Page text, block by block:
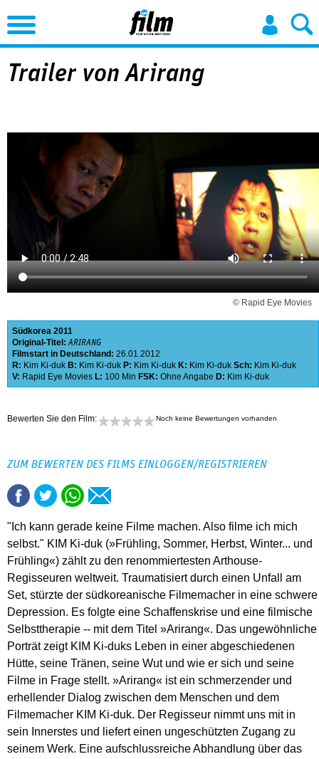
Jump to Navigation
Trailer von Arirang
© Rapid Eye Movies
Südkorea 2011
Original-Titel:ARIRANG
Filmstart in Deutschland: 26.01.2012
R: Kim Ki-duk B: Kim Ki-duk P: Kim Ki-duk K: Kim Ki-duk Sch: Kim Ki-duk
V: Rapid Eye Movies L: 100 Min FSK: Ohne Angabe D: Kim Ki-duk
Bewerten Sie den Film: Noch keine Bewertungen vorhanden
ZUM BEWERTEN DES FILMS EINLOGGEN/REGISTRIEREN
"Ich kann gerade keine Filme machen. Also filme ich mich
selbst." KIM Ki-duk (»Frühling, Sommer, Herbst, Winter... und
Frühling«) zählt zu den renommiertesten Arthouse-
Regisseuren weltweit. Traumatisiert durch einen Unfall am
Set, stürzte der südkoreanische Filmemacher in eine schwere
Depression. Es folgte eine Schaffenskrise und eine filmische
Selbsttherapie -- mit dem Titel »Arirang«. Das ungewöhnliche
Porträt zeigt KIM Ki-duks Leben in einer abgeschiedenen
Hütte, seine Tränen, seine Wut und wie er sich und seine
Filme in Frage stellt. »Arirang« ist ein schmerzender und
erhellender Dialog zwischen dem Menschen und dem
Filmemacher KIM Ki-duk. Der Regisseur nimmt uns mit in
sein Innerstes und liefert einen ungeschützten Zugang zu
seinem Werk. Eine aufschlussreiche Abhandlung über das